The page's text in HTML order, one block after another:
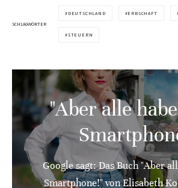
SCHLAGWÖRTER
DEUTSCHLAND ERBSCHAFT
STEUERN
"Aber alle
Google sagt: Das Buch "Aber
Smartphone!" von Elisabeth